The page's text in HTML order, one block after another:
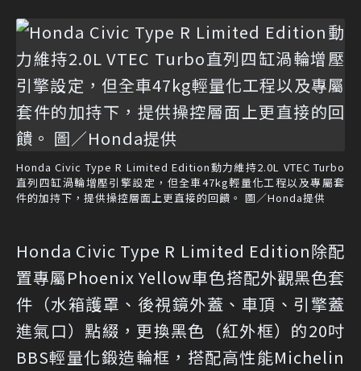
Honda Civic Type R Limited Edition動力維持2.0L VTEC Turbo
直列四缸渦輪增壓引擎設定，但全車47kg輕量化工程以及專屬套
件的加持下，提供操控層面上更直接的回饋。 圖／Honda提供
Honda Civic Type R Limited Edition除配
置專屬Phoenix Yellow車色搭配外觀黑色套
件（水箱護罩、後視鏡外蓋、車頂、引擎蓋
進氣口）點綴，更換黑色（紅外框）的20吋
BBS輕量化鍛造輪框，搭配高性能Michelin